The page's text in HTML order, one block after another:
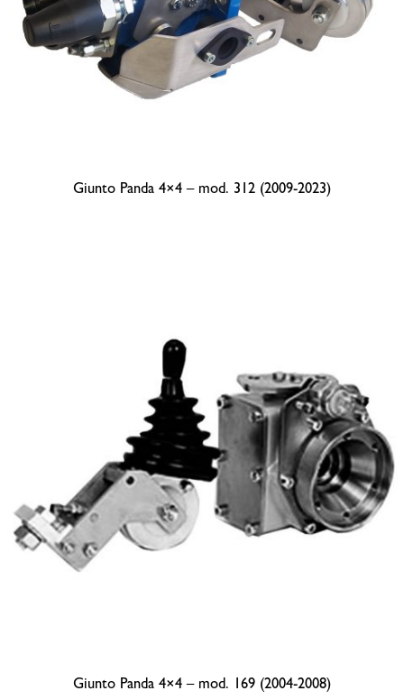
Giunto Panda 4×4 – mod. 312 (2009-2023)
Giunto Panda 4×4 – mod. 169 (2004-2008)